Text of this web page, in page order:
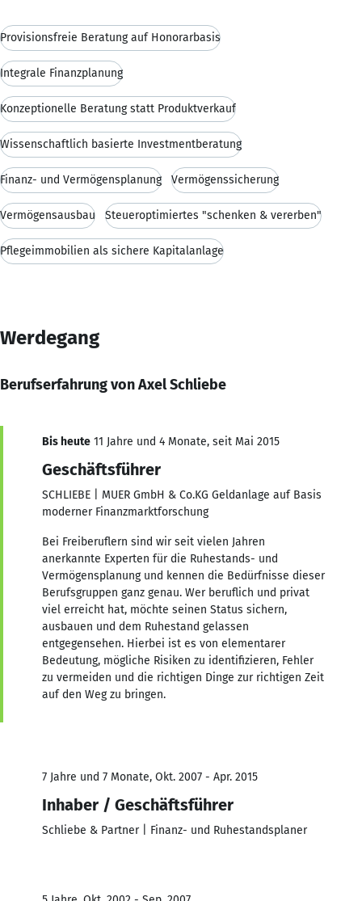
Provisionsfreie Beratung auf Honorarbasis
Integrale Finanzplanung
Konzeptionelle Beratung statt Produktverkauf
Wissenschaftlich basierte Investmentberatung
Finanz- und Vermögensplanung Vermögenssicherung
Vermögensausbau Steueroptimiertes "schenken & vererben"
Pflegeimmobilien als sichere Kapitalanlage
Werdegang
Berufserfahrung von Axel Schliebe
Bis heute 11 Jahre und 4 Monate, seit Mai 2015
Geschäftsführer
SCHLIEBE | MUER GmbH & Co.KG Geldanlage auf Basis
moderner Finanzmarktforschung
Bei Freiberuflern sind wir seit vielen Jahren
anerkannte Experten für die Ruhestands- und
Vermögensplanung und kennen die Bedürfnisse dieser
Berufsgruppen ganz genau. Wer beruflich und privat
viel erreicht hat, möchte seinen Status sichern,
ausbauen und dem Ruhestand gelassen
entgegensehen. Hierbei ist es von elementarer
Bedeutung, mögliche Risiken zu identifizieren, Fehler
zu vermeiden und die richtigen Dinge zur richtigen Zeit
auf den Weg zu bringen.
7 Jahre und 7 Monate, Okt. 2007 - Apr. 2015
Inhaber / Geschäftsführer
Schliebe & Partner | Finanz- und Ruhestandsplaner